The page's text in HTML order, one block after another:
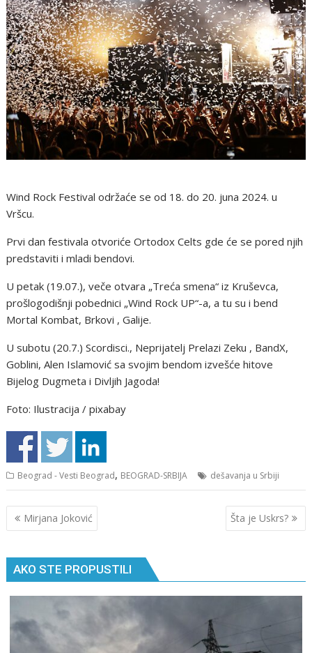
Wind Rock Festival održaće se od 18. do 20. juna 2024. u
Vršcu.
Prvi dan festivala otvoriće Ortodox Celts gde će se pored njih
predstaviti i mladi bendovi.
U petak (19.07.), veče otvara „Treća smena“ iz Kruševca,
prošlogodišnji pobednici „Wind Rock UP“-a, a tu su i bend
Mortal Kombat, Brkovi , Galije.
U subotu (20.7.) Scordisci., Neprijatelj Prelazi Zeku , BandX,
Goblini, Alen Islamović sa svojim bendom izvešće hitove
Bijelog Dugmeta i Divljih Jagoda!
Foto: Ilustracija / pixabay
Beograd - Vesti Beograd, BEOGRAD-SRBIJA dešavanja u Srbiji
Кретање
чланка
Mirjana Joković Šta je Uskrs?
AKO STE PROPUSTILI